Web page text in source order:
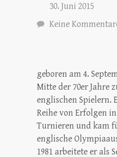
30. Juni 2015
Keine
geboren am 4.
Mitte der 70er Jahre
englischen Spielern.
Reihe von Erfolgen
Turnieren und kam
englische
1981 arbeitete er als